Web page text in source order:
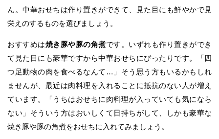
ん。中華おせちは作り置きができて、見た目にも鮮やかで見
栄えのするものを選びましょう。
おすすめは焼き豚や豚の角煮です。いずれも作り置きができ
て見た目にも豪華ですから中華おせちにぴったりです。「四
つ足動物の肉を食べるなんて…」そう思う方もいるかもしれ
ませんが、最近は肉料理を入れることに抵抗のない人が増え
ています。「うちはおせちに肉料理が入っていても気になら
ない」そういう方はおいしくて日持ちがして、しかも豪華な
焼き豚や豚の角煮をおせちに入れてみましょう。